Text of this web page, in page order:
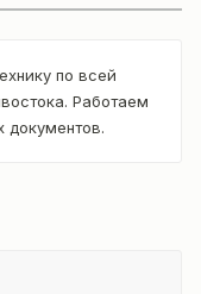
по всей
Работаем
документов.